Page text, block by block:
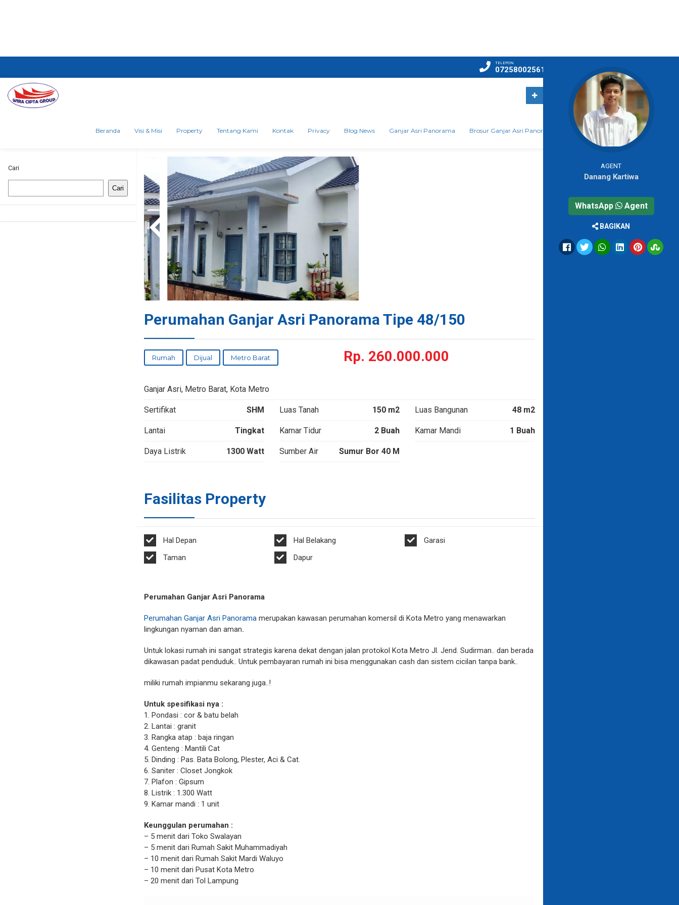
TELEPON
07258002561
ptwiraciptagroup@gmail.com
Beranda Visi & Misi Property Tentang Kami Kontak Privacy Blog News Ganjar Asri Panorama Brosur Ganjar Asri Panorama Ganjar Asri Panorama Cluster 2
Perumahan Ganjar Asri Panorama Tipe 48/150
Rumah Dijual Metro Barat Rp. 260.000.000
Ganjar Asri, Metro Barat, Kota Metro
Sertifikat SHM Luas Tanah 150 m2 Luas Bangunan 48 m2
Lantai Tingkat Kamar Tidur 2 Buah Kamar Mandi 1 Buah
Daya Listrik 1300 Watt Sumber Air Sumur Bor 40 M
Fasilitas Property
Hal Depan Hal Belakang
Garasi
Taman
Dapur
Perumahan Ganjar Asri Panorama
Perumahan Ganjar Asri Panoramamerupakan kawasan perumahan komersil di Kota Metro yang menawarkan
lingkungan nyaman dan aman.
Untuk lokasi rumah ini sangat strategis karena dekat dengan jalan protokol Kota Metro Jl. Jend. Sudirman.. dan berada
dikawasan padat penduduk.. Untuk pembayaran rumah ini bisa menggunakan cash dan sistem cicilan tanpa bank..
miliki rumah impianmu sekarang juga..!
Untuk spesifikasi nya :
1. Pondasi : cor & batu belah
2. Lantai : granit
3. Rangka atap : baja ringan
4. Genteng : Mantili Cat
5. Dinding : Pas. Bata Bolong, Plester, Aci & Cat.
6. Saniter : Closet Jongkok
7. Plafon : Gipsum
8. Listrik : 1.300 Watt
9. Kamar mandi : 1 unit
Keunggulan perumahan :
– 5 menit dari Toko Swalayan
– 5 menit dari Rumah Sakit Muhammadiyah
– 10 menit dari Rumah Sakit Mardi Waluyo
– 10 menit dari Pusat Kota Metro
– 20 menit dari Tol Lampung
AGENT
Danang Kartiwa
WhatsApp Agent
BAGIKAN
Cari
Cari